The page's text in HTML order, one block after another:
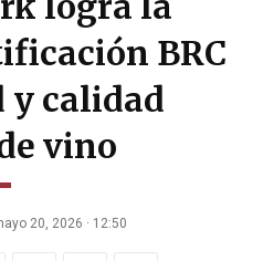
BRC
y calidad
vino
20, 2026 · 12:50